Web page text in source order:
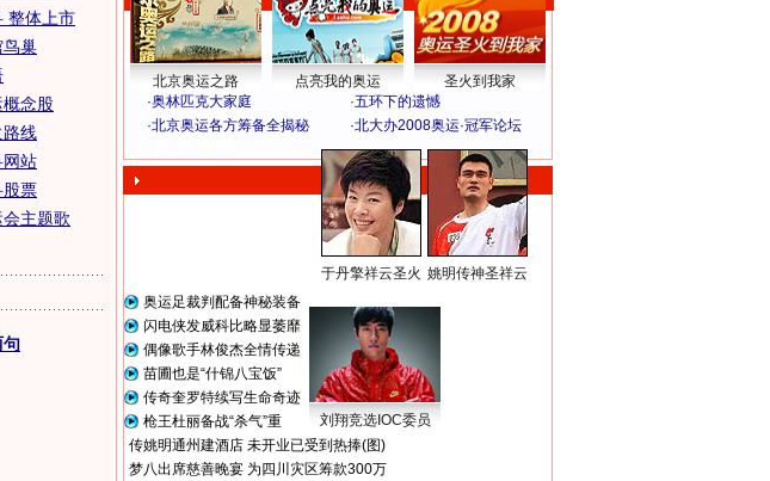
整体上市
鸟巢
念股
路线
网站
股票
主题歌
句
北京奥运之路 点亮我的奥运
圣火到我家
·奥林匹克大家庭 ·五环下的遗憾
·北京奥运各方筹备全揭秘 ·北大办2008奥运·冠军论坛
于丹擎祥云圣火 姚明传神圣祥云
奥运足裁判配备神秘装备
闪电侠发威科比略显萎靡
偶像歌手林俊杰全情传递
苗圃也是“什锦八宝饭”
传奇奎罗特续写生命奇迹
枪王杜丽备战“杀气”重
刘翔竞选IOC委员
传姚明通州建酒店 未开业已受到热捧(图)
梦八出席慈善晚宴 为四川灾区筹款300万